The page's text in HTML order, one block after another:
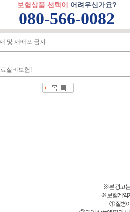
보험상품 선택이 어려우신가요?
080-566-0082
및 재배포 금지 -
실비보험!
※ 본 광고
※ 보험계약
① 질병